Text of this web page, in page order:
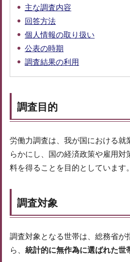
主な調査内容
回答方法
個人情報の取り扱い
公表の時期
調査結果の利用
調査目的
労働力調査は、我が国における就
らかにし、国の経済政策や雇用対
料を得ることを目的としています。
調査対象
調査対象となる世帯は、総務省が
ら、 統計的に無作為に選ばれた世